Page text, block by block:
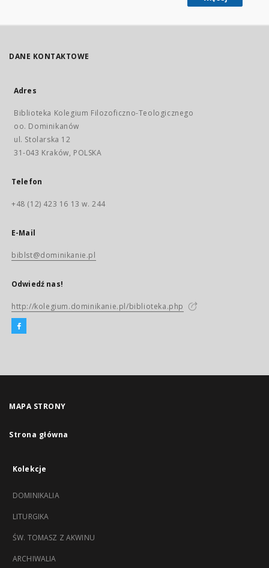
DANE KONTAKTOWE
Adres
Biblioteka Kolegium Filozoficzno-Teologicznego
oo. Dominikanów
ul. Stolarska 12
31-043 Kraków, POLSKA
Telefon
+48 (12) 423 16 13 w. 244
E-Mail
biblst@dominikanie.pl
Odwiedź nas!
http://kolegium.dominikanie.pl/biblioteka.php
MAPA STRONY
Strona główna
Kolekcje
DOMINIKALIA
LITURGIKA
ŚW. TOMASZ Z AKWINU
ARCHIWALIA